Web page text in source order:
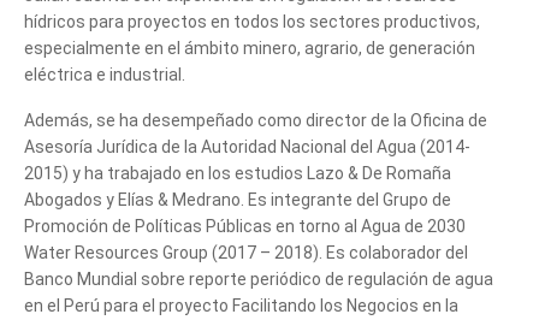
hídricos para proyectos en todos los sectores productivos,
especialmente en el ámbito minero, agrario, de generación
eléctrica e industrial.
Además, se ha desempeñado como director de la Oficina de
Asesoría Jurídica de la Autoridad Nacional del Agua (2014-
2015) y ha trabajado en los estudios Lazo & De Romaña
Abogados y Elías & Medrano. Es integrante del Grupo de
Promoción de Políticas Públicas en torno al Agua de 2030
Water Resources Group (2017 – 2018). Es colaborador del
Banco Mundial sobre reporte periódico de regulación de agua
en el Perú para el proyecto Facilitando los Negocios en la